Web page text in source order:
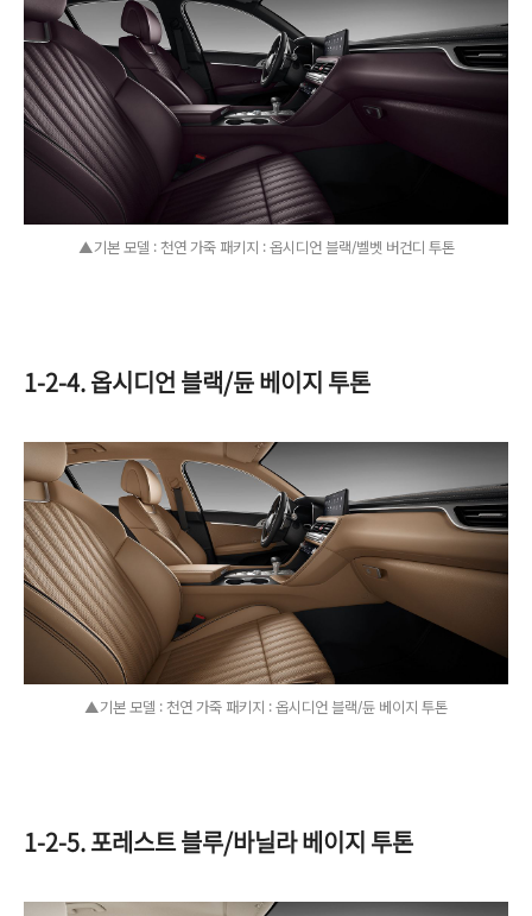
▲기본 모델 : 천연 가죽 패키지 : 옵시디언 블랙/벨벳 버건디 투톤
1-2-4. 옵시디언 블랙/듄 베이지 투톤
▲기본 모델 : 천연 가죽 패키지 : 옵시디언 블랙/듄 베이지 투톤
1-2-5. 포레스트 블루/바닐라 베이지 투톤